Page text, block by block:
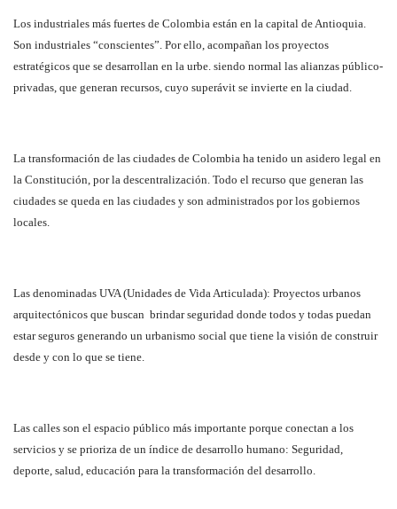
Los industriales más fuertes de Colombia están en la capital de Antioquia.
Son industriales “conscientes”. Por ello, acompañan los proyectos
estratégicos que se desarrollan en la urbe. siendo normal las alianzas público-
privadas, que generan recursos, cuyo superávit se invierte en la ciudad.
La transformación de las ciudades de Colombia ha tenido un asidero legal en
la Constitución, por la descentralización. Todo el recurso que generan las
ciudades se queda en las ciudades y son administrados por los gobiernos
locales.
Las denominadas UVA (Unidades de Vida Articulada): Proyectos urbanos
arquitectónicos que buscan brindar seguridad donde todos y todas puedan
estar seguros generando un urbanismo social que tiene la visión de construir
desde y con lo que se tiene.
Las calles son el espacio público más importante porque conectan a los
servicios y se prioriza de un índice de desarrollo humano: Seguridad,
deporte, salud, educación para la transformación del desarrollo.